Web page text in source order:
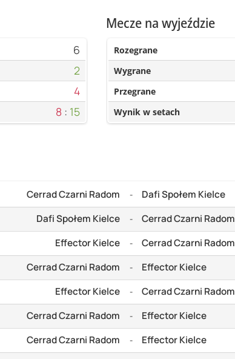
6
2
4
8 : 15
Mecze na wyjeździe
Rozegrane
Wygrane
Przegrane
Wynik w setach
Cerrad Czarni Radom - Dafi Społem Kielce
Dafi Społem Kielce - Cerrad Czarni Radom
Effector Kielce - Cerrad Czarni Radom
Cerrad Czarni Radom - Effector Kielce
Effector Kielce - Cerrad Czarni Radom
Cerrad Czarni Radom - Effector Kielce
Cerrad Czarni Radom - Effector Kielce